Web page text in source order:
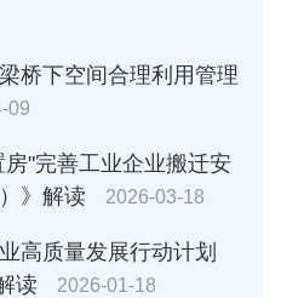
桥下空间合理利用管理
09
房"完善工业企业搬迁安
》解读
2026-03-18
高质量发展行动计划
读
2026-01-18